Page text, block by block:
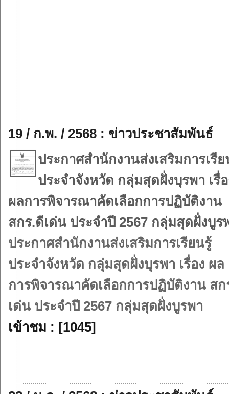
19 / ก.พ. / 2568 : ข่าวประชาสัมพันธ์
ประกาศสำนักงานส่งเสริมการเรีย
ประจำจังหวัด กลุ่มสุดฝั่งบุรพา เรื่
ผลการพิจารณาคัดเลือกการปฏิบัติงาน
สกร.ดีเด่น ประจำปี 2567 กลุ่มสุดฝั่งบูร
ประกาศสำนักงานส่งเสริมการเรียนรู้
ประจำจังหวัด กลุ่มสุดฝั่งบุรพา เรื่อง ผล
การพิจารณาคัดเลือกการปฏิบัติงาน สก
เด่น ประจำปี 2567 กลุ่มสุดฝั่งบูรพา
เข้าชม : [1045]